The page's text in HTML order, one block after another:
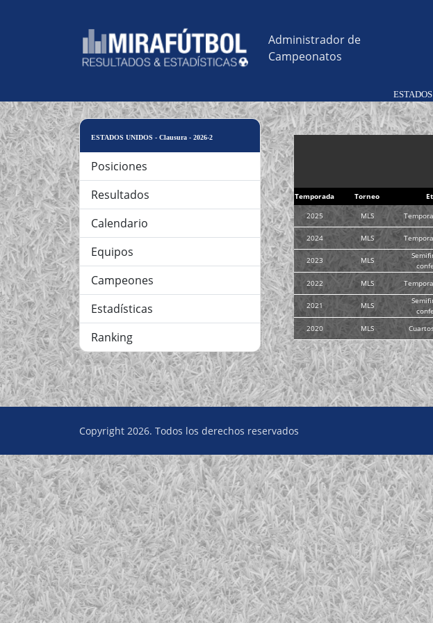
Administrador de
Campeonatos
ESTADOS UNIDOS - Clausura - 2026-2
Posiciones
Resultados
Calendario
Equipos
Campeones
Estadísticas
Ranking
Temporada Torneo
2025
MLS
2024 MLS
2023 MLS
2022 MLS
2021 MLS
2020 MLS
Copyright 2026. Todos los derechos reservados